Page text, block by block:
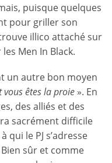
puisque quelques
pour griller son
illico attaché sur
Men In Black.
un autre bon moyen
vous êtes la proie ». En
des alliés et des
sacrément difficile
le PJ s’adresse
sûr et comme